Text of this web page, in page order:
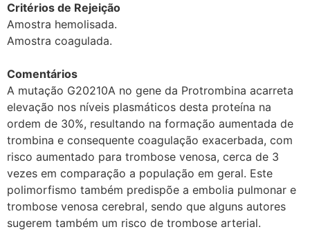
Critérios de Rejeição
Amostra hemolisada.
Amostra coagulada.
Comentários
A mutação G20210A no gene da Protrombina acarreta
elevação nos níveis plasmáticos desta proteína na
ordem de 30%, resultando na formação aumentada de
trombina e consequente coagulação exacerbada, com
risco aumentado para trombose venosa, cerca de 3
vezes em comparação a população em geral. Este
polimorfismo também predispõe a embolia pulmonar e
trombose venosa cerebral, sendo que alguns autores
sugerem também um risco de trombose arterial.